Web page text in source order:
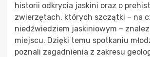
historii odkrycia jaskini oraz o
zwierzętach, których szczątki – na
niedźwiedziem jaskiniowym –
miejscu. Dzięki temu spotkaniu
poznali zagadnienia z zakresu